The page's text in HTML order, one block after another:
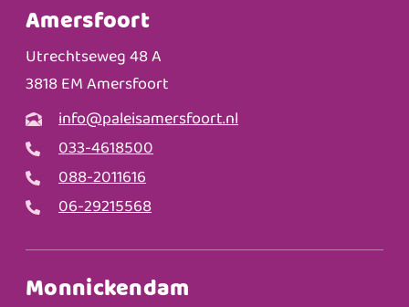
Amersfoort
Utrechtseweg 48 A
3818 EM Amersfoort
info@paleisamersfoort.nl
033-4618500
088-2011616
06-29215568
Monnickendam